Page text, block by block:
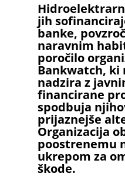
jih
banke,
naravnim
poročilo
Bankwatch, ki
nadzira z
financirane
spodbuja
prijaznejše
Organizacija
poostrenemu
ukrepom za
škode.